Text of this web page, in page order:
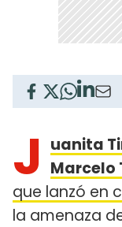
J uanita
Marcelo
que lanzó en
la amenaza